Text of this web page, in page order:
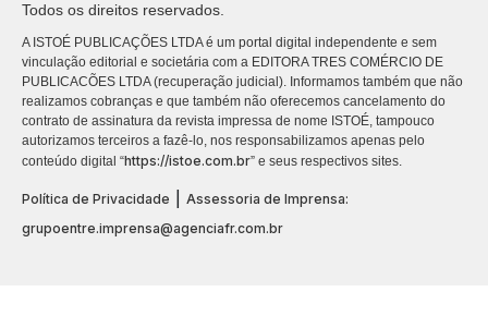
Todos os direitos reservados.
A ISTOÉ PUBLICAÇÕES LTDA é um portal digital independente e sem
vinculação editorial e societária com a EDITORA TRES COMÉRCIO DE
PUBLICACÕES LTDA (recuperação judicial). Informamos também que não
realizamos cobranças e que também não oferecemos cancelamento do
contrato de assinatura da revista impressa de nome ISTOÉ, tampouco
autorizamos terceiros a fazê-lo, nos responsabilizamos apenas pelo
conteúdo digital “https://istoe.com.br” e seus respectivos sites.
Política de Privacidade
Assessoria de Imprensa:
grupoentre.imprensa@agenciafr.com.br